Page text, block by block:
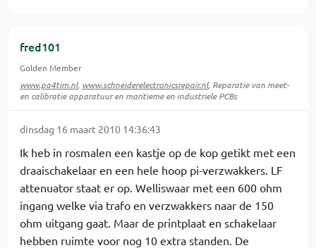
fred101
Golden Member
www.pa4tim.nl, www.schneiderelectronicsrepair.nl, Reparatie van meet-
en calibratie apparatuur en maritieme en industriele PCBs
dinsdag 16 maart 2010 14:36:43
Ik heb in rosmalen een kastje op de kop getikt met een
draaischakelaar en een hele hoop pi-verzwakkers. LF
attenuator staat er op. Welliswaar met een 600 ohm
ingang welke via trafo en verzwakkers naar de 150
ohm uitgang gaat. Maar de printplaat en schakelaar
hebben ruimte voor nog 10 extra standen. De